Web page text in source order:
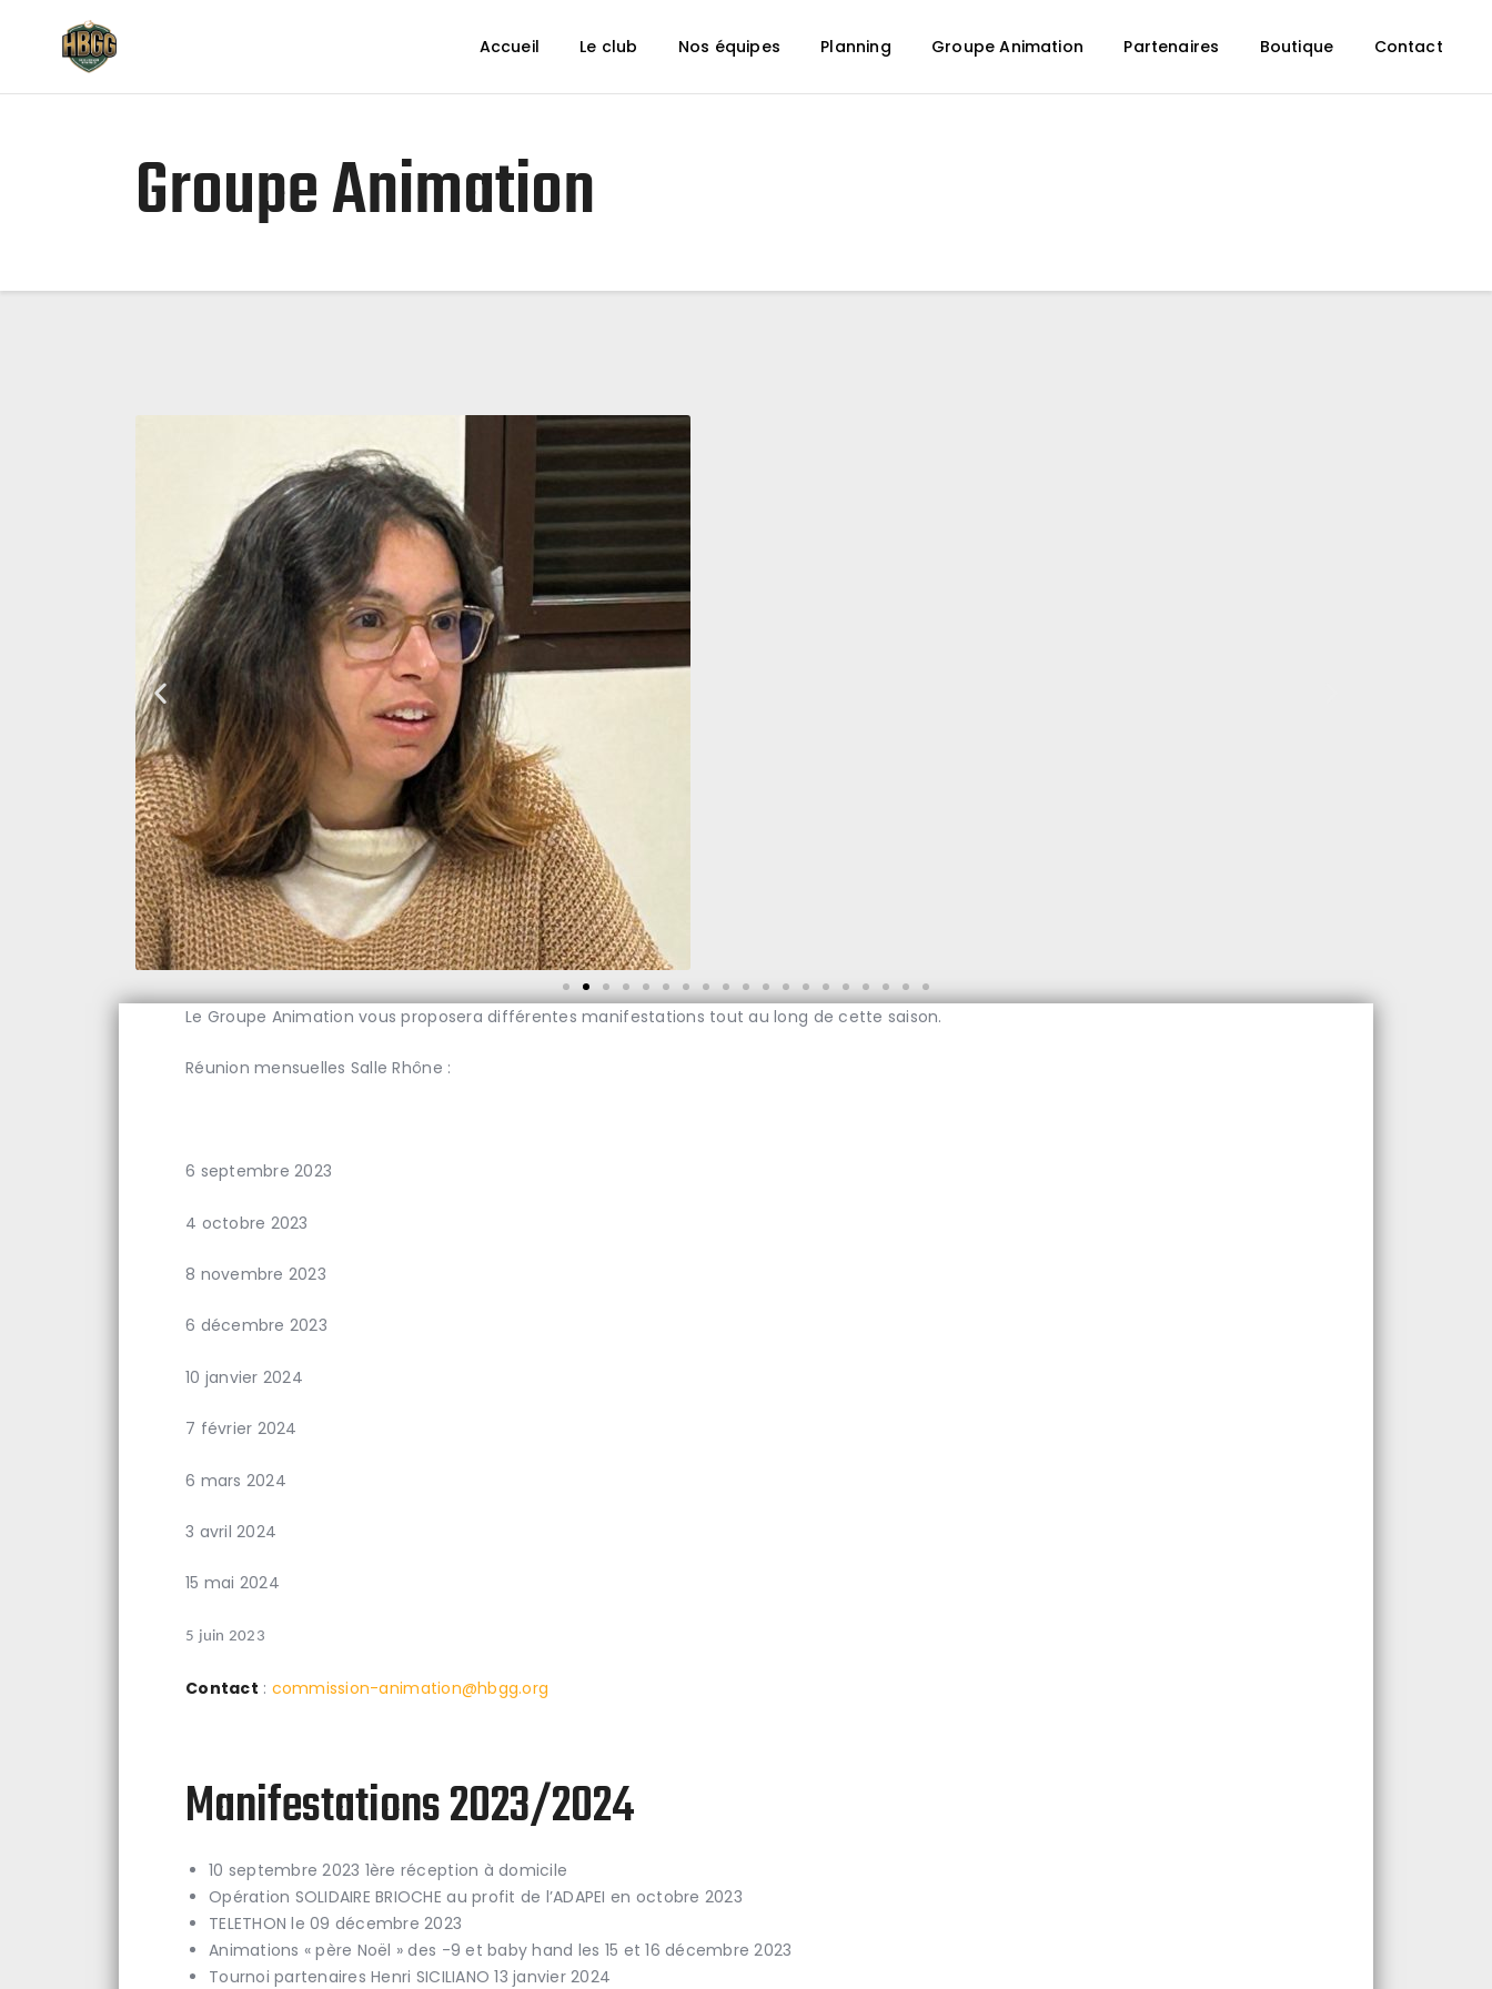
Accueil Le club Nos équipes Planning Groupe Animation Partenaires Boutique Contact
Groupe Animation
Le club
Nos équipes
Groupe Animation
Partenaires
Contact
Le Groupe Animation vous proposera différentes manifestations tout au long de cette saison.
Réunion mensuelles Salle Rhône :
6 septembre 2023
4 octobre 2023
8 novembre 2023
6 décembre 2023
10 janvier 2024
7 février 2024
6 mars 2024
3 avril 2024
15 mai 2024
5 juin 2023
Contact : commission-animation@hbgg.org
Manifestations 2023/2024
10 septembre 2023 1ère réception à domicile
Opération SOLIDAIRE BRIOCHE au profit de l’ADAPEI en octobre 2023
TELETHON le 09 décembre 2023
Animations « père Noël » des -9 et baby hand les 15 et 16 décembre 2023
Tournoi partenaires Henri SICILIANO 13 janvier 2024